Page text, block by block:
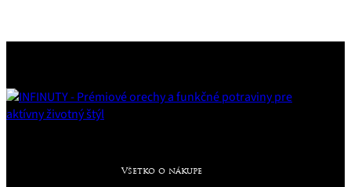
Všetko o nákupe